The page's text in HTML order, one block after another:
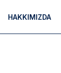
HAKKIMIZDA